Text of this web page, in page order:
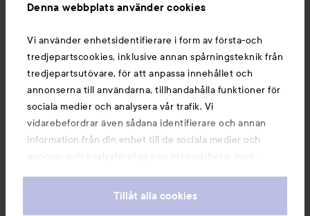
Denna webbplats använder cookies
Vi använder enhetsidentifierare i form av första-och
tredjepartscookies, inklusive annan spårningsteknik från
tredjepartsutövare, för att anpassa innehållet och
annonserna till användarna, tillhandahålla funktioner för
sociala medier och analysera vår trafik. Vi
vidarebefordrar även sådana identifierare och annan
information från din enhet till de sociala medier och
annons- och analysföretag som vi samarbetar med.
information som du har tillhandahållit eller som de har
Tillåt alla cookies
Du kanske också gillar